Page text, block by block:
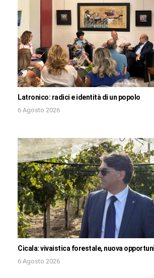
Latronico: radici e identità di un popolo
6 Agosto 2026
Cicala: vivaistica forestale, nuova
6 Agosto 2026